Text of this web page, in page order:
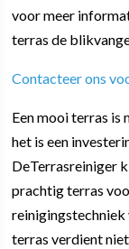
voor meer
terras de
Contacteer ons
Een mooi terras is
het is een
DeTerrasreiniger
prachtig terras
reinigingstechniek
terras verdient